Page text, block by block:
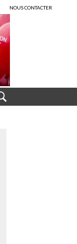
NOUS CONTACTER